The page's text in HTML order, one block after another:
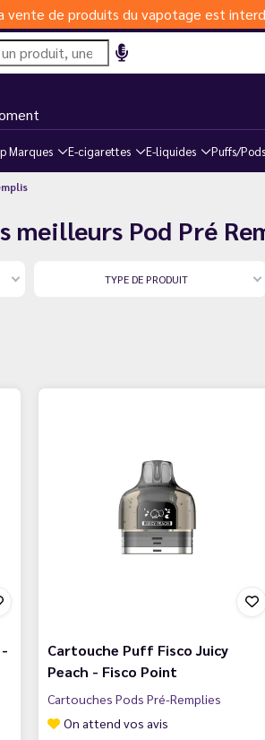
vente de produits du vapotage est
Marques E-cigarettes E-liquides Puffs/Pods
meilleurs Pod Pré
TYPE DE PRODUIT
Cartouche Puff Fisco Juicy
Peach - Fisco Point
Cartouches Pods Pré-Remplies
On attend vos avis